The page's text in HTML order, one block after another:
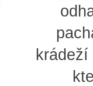
krádeží